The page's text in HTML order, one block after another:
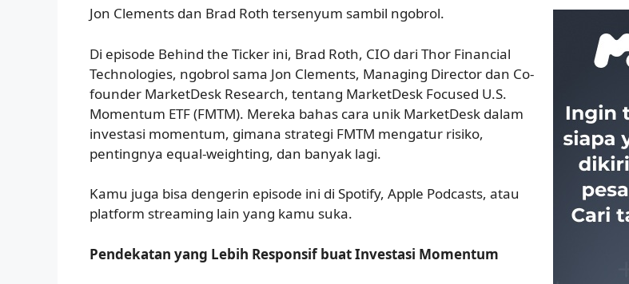
Jon Clements dan Brad Roth tersenyum sambil ngobrol.
Di episode Behind the Ticker ini, Brad Roth, CIO dari Thor Financial
Technologies, ngobrol sama Jon Clements, Managing Director dan Co-
founder MarketDesk Research, tentang MarketDesk Focused U.S.
Momentum ETF (FMTM). Mereka bahas cara unik MarketDesk dalam
investasi momentum, gimana strategi FMTM mengatur risiko,
pentingnya equal-weighting, dan banyak lagi.
Kamu juga bisa dengerin episode ini di Spotify, Apple Podcasts, atau
platform streaming lain yang kamu suka.
Pendekatan yang Lebih Responsif buat Investasi Momentum